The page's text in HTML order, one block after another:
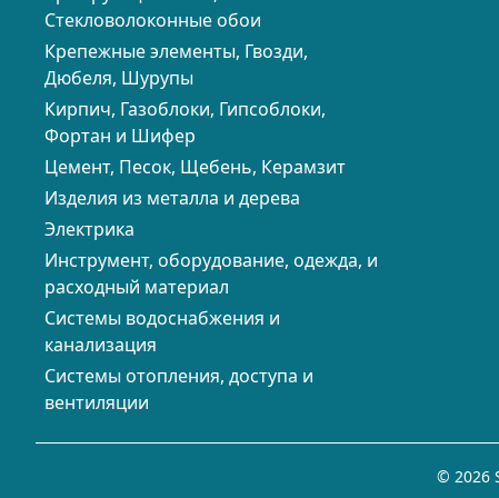
Стекловолоконные обои
Крепежные элементы, Гвозди,
Дюбеля, Шурупы
Кирпич, Газоблоки, Гипсоблоки,
Фортан и Шифер
Цемент, Песок, Щебень, Керамзит
Изделия из металла и дерева
Электрика
Инструмент, оборудование, одежда, и
расходный материал
Системы водоснабжения и
канализация
Системы отопления, доступа и
вентиляции
© 2026